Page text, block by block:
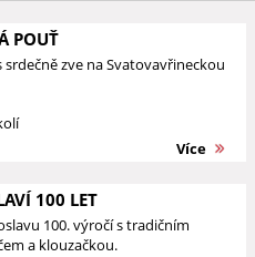
POUŤ
zve na Svatovavřineckou
Více
100 LET
100. výročí s tradičním
a klouzačkou.